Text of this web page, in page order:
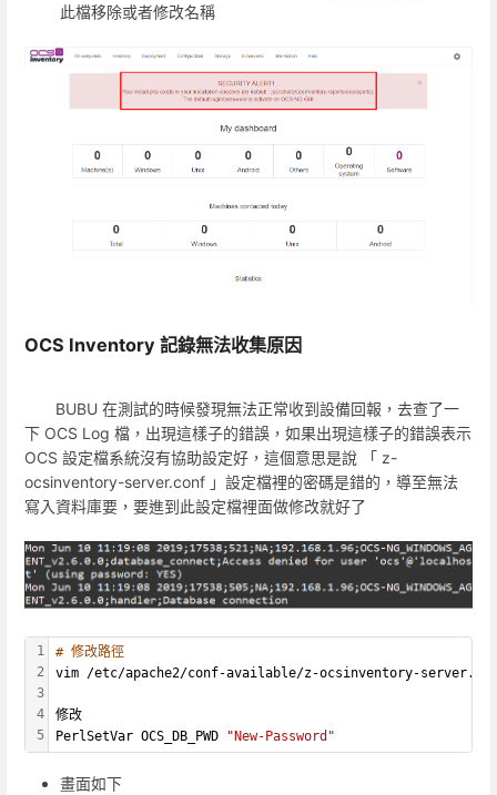
此檔移除或者修改名稱
OCS Inventory 記錄無法收集原因
BUBU 在測試的時候發現無法正常收到設備回報，去查了一
下 OCS Log 檔，出現這樣子的錯誤，如果出現這樣子的錯誤表示
OCS 設定檔系統沒有協助設定好，這個意思是說 「 z-
ocsinventory-server.conf 」設定檔裡的密碼是錯的，導至無法
寫入資料庫要，要進到此設定檔裡面做修改就好了
1
2
3
4
5
# 修改路徑
vim /etc/apache2/conf-available/z-ocsinventory-
修改
PerlSetVar OCS_DB_PWD
"New-Password"
畫面如下